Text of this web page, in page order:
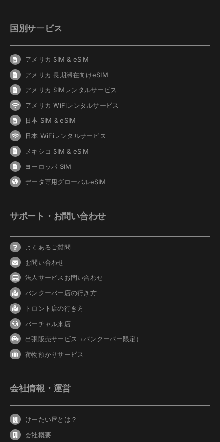
国別サービス
アメリカ SIM & eSIM
アメリカ 長期滞在向けeSIM
アメリカ SIMレンタルサービス
アメリカ WiFiレンタルサービス
日本 SIM & eSIM
日本 WiFiレンタルサービス
メキシコ SIM & eSIM
ヨーロッパ SIM
データ専用グローバルeSIM
サポート・お問い合わせ
よくあるご質問
お問い合わせ
法人サービスお問い合わせ
バンクーバー店の行き方
トロント店の行き方
バーチャル来店
出張販売サービス（バンクーバー限定）
荷物預かりサービス
会社情報・運営
けーたい屋とは？
会社概要